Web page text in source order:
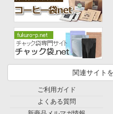
関連サイト
ご利用ガイド
よくある質問